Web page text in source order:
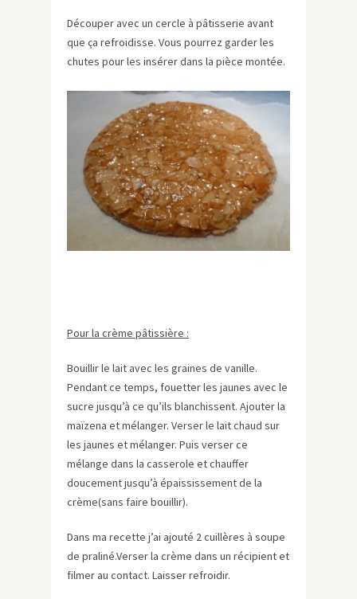
Découper avec un cercle à pâtisserie avant
que ça refroidisse. Vous pourrez garder les
chutes pour les insérer dans la pièce montée.
Pour la crème pâtissière :
Bouillir le lait avec les graines de vanille.
Pendant ce temps, fouetter les jaunes avec le
sucre jusqu’à ce qu’ils blanchissent. Ajouter la
maïzena et mélanger. Verser le lait chaud sur
les jaunes et mélanger. Puis verser ce
mélange dans la casserole et chauffer
doucement jusqu’à épaississement de la
crème(sans faire bouillir).
Dans ma recette j’ai ajouté 2 cuillères à soupe
de praliné.Verser la crème dans un récipient et
filmer au contact. Laisser refroidir.